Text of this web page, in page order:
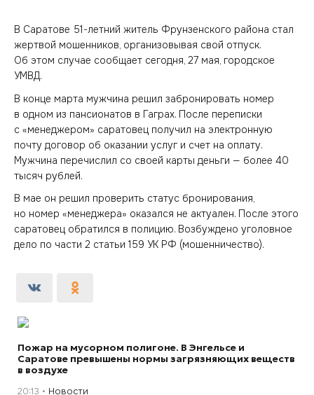
В Саратове 51-летний житель Фрунзенского района стал
жертвой мошенников, организовывая свой отпуск.
Об этом случае сообщает сегодня, 27 мая, городское
УМВД.
В конце марта мужчина решил забронировать номер
в одном из пансионатов в Гаграх. После переписки
с «менеджером» саратовец получил на электронную
почту договор об оказании услуг и счет на оплату.
Мужчина перечислил со своей карты деньги — более 40
тысяч рублей.
В мае он решил проверить статус бронирования,
но номер «менеджера» оказался не актуален. После этого
саратовец обратился в полицию. Возбуждено уголовное
дело по части 2 статьи 159 УК РФ (мошенничество).
Пожар на мусорном полигоне. В Энгельсе и
Саратове превышены нормы загрязняющих веществ
в воздухе
20:13 Новости